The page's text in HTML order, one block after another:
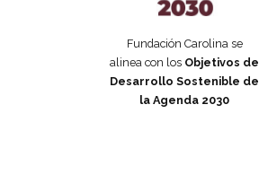
Fundación Carolina se
alinea con los Objetivos de
Desarrollo Sostenible de
la Agenda 2030